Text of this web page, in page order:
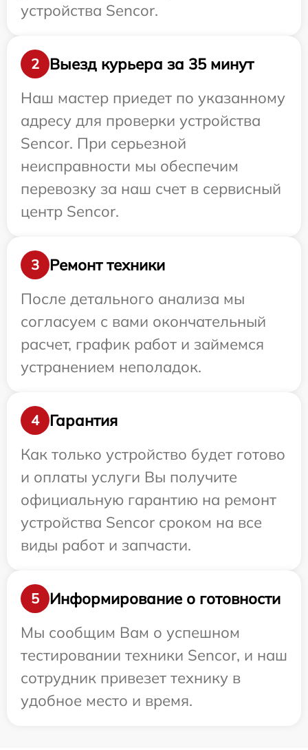
устройства Sencor.
2
Выезд курьера за 35 минут
Наш мастер приедет по указанному
адресу для проверки устройства
Sencor. При серьезной
неисправности мы обеспечим
перевозку за наш счет в сервисный
центр Sencor.
3
Ремонт техники
После детального анализа мы
согласуем с вами окончательный
расчет, график работ и займемся
устранением неполадок.
4
Гарантия
Как только устройство будет готово
и оплаты услуги Вы получите
официальную гарантию на ремонт
устройства Sencor сроком на все
виды работ и запчасти.
5
Информирование о готовности
Мы сообщим Вам о успешном
тестировании техники Sencor, и наш
сотрудник привезет технику в
удобное место и время.